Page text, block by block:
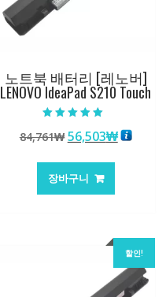
노트북 배터리 [레노버]
LENOVO IdeaPad S210 Touch
5.00
로 평가됨
84,761₩ 원
가
격:
56,503₩현
장바구니
할인!